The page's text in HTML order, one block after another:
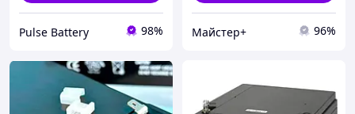
Pulse Battery 98% Майстер+ 96%